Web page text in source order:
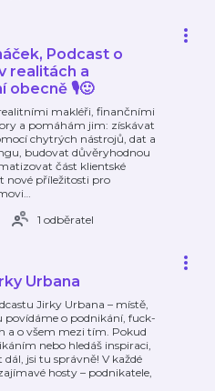
Podcast o
realitách a
obecně 🎙️🙂
makléři, finančními
a pomáhám jim: získávat
chytrých nástrojů, dat a
budovat důvěryhodnou
část klientské
nové příležitosti pro
…
1 odběratel
Urbana
Jirky Urbana – místě,
povídáme o podnikání, fuck-
a o všem mezi tím. Pokud
nebo hledáš inspiraci,
dál, jsi tu správně! V každé
hosty – podnikatele,